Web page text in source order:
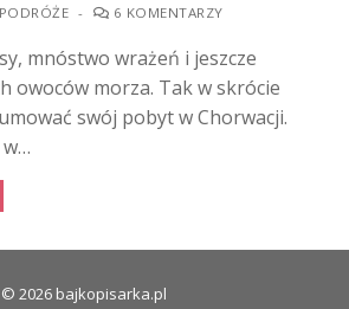
PODRÓŻE - 6 KOMENTARZY
mnóstwo wrażeń i jeszcze
owoców morza. Tak w skrócie
swój pobyt w Chorwacji.
w…
© 2026 bajkopisarka.pl